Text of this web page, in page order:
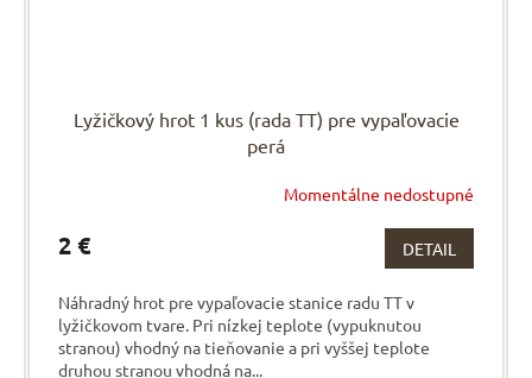
Lyžičkový hrot 1 kus (rada TT) pre vypaľovacie
perá
Momentálne nedostupné
2 € DETAIL
Náhradný hrot pre vypaľovacie stanice radu TT v
lyžičkovom tvare. Pri nízkej teplote (vypuknutou
stranou) vhodný na tieňovanie a pri vyššej teplote
druhou stranou vhodná na...